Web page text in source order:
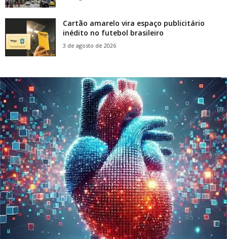
Cartão amarelo vira espaço publicitário
inédito no futebol brasileiro
3 de agosto de 2026